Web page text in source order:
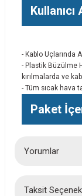
Kullanıcı
- Kablo Uçlarında
- Plastik Büzülme
kırılmalarda ve
- Tüm sıcak hava
Paket
Yorumlar
Taksit